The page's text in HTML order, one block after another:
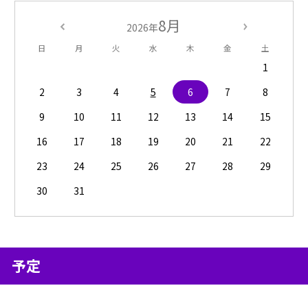
2026年8月
日 月 火 水 木 金 土
1
2
3 4 5 6 7
8
9
10 11 12 13 14
15
16
17 18 19 20 21
22
23
24 25 26 27 28
29
30
31
予定